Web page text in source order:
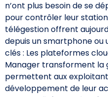
n’ont plus besoin de se
pour contrôler leur
télégestion offrent
depuis un smartphone ou
clés : Les plateformes
Manager transforment la
permettent aux
développement de leur